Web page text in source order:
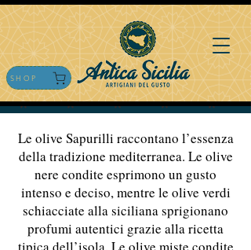
SHOP
Le olive Sapurilli raccontano l’essenza
della tradizione mediterranea. Le olive
nere condite esprimono un gusto
intenso e deciso, mentre le olive verdi
schiacciate alla siciliana sprigionano
profumi autentici grazie alla ricetta